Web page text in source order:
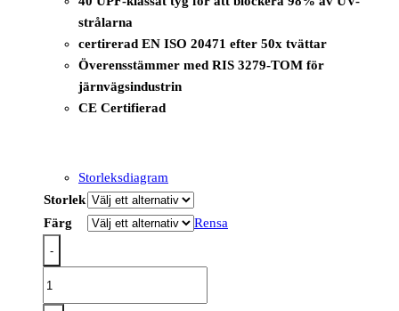
strålarna
certirerad EN ISO 20471 efter 50x tvättar
Överensstämmer med RIS 3279-TOM för
järnvägsindustrin
CE Certifierad
Storleksdiagram
Storlek
Färg
Rensa
-